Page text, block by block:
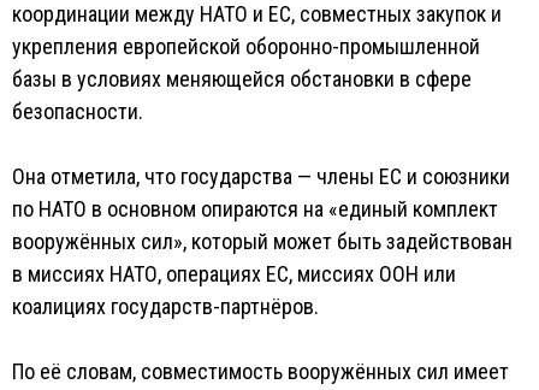
координации между НАТО и ЕС, совместных закупок и
укрепления европейской оборонно-промышленной
базы в условиях меняющейся обстановки в сфере
безопасности.
Она отметила, что государства — члены ЕС и союзники
по НАТО в основном опираются на «единый комплект
вооружённых сил», который может быть задействован
в миссиях НАТО, операциях ЕС, миссиях ООН или
коалициях государств-партнёров.
По её словам, совместимость вооружённых сил имеет